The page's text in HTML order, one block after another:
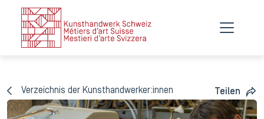
Verzeichnis der Kunsthandwerker:innen Teilen